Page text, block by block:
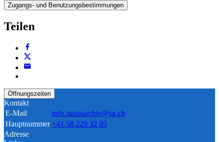
Zugangs- und Benutzungsbestimmungen
Teilen
Öffnungszeiten
Kontakt
E-Mail
info.staatsarchiv@sg.ch
Hauptnummer +41 58 229 32 05
Adresse